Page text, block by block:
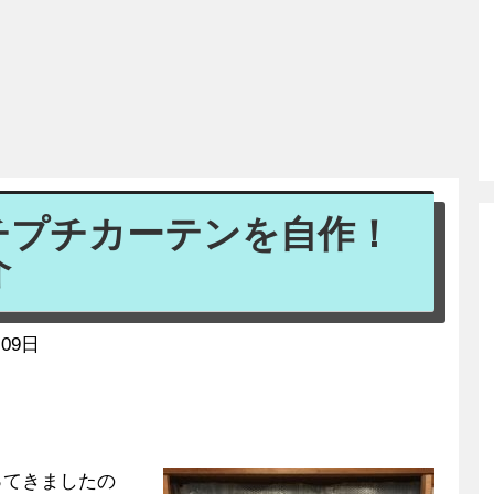
チカーテンを自作！
日
きましたの